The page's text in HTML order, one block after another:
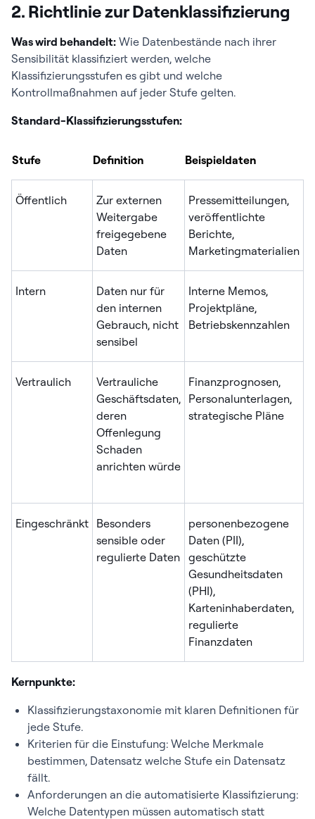
2. Richtlinie zur Datenklassifizierung
Was wird behandelt: Wie Datenbestände nach ihrer
Sensibilität klassifiziert werden, welche
Klassifizierungsstufen es gibt und welche
Kontrollmaßnahmen auf jeder Stufe gelten.
Standard-Klassifizierungsstufen:
Stufe Definition Beispieldaten
Öffentlich
Zur externen
Weitergabe
freigegebene
Daten
Pressemitteilungen,
veröffentlichte
Berichte,
Marketingmaterialien
Intern
Daten nur für
den internen
Gebrauch, nicht
sensibel
Interne Memos,
Projektpläne,
Betriebskennzahlen
Vertraulich
Vertrauliche
Geschäftsdaten,
deren
Offenlegung
Schaden
anrichten würde
Finanzprognosen,
Personalunterlagen,
strategische Pläne
Eingeschränkt Besonders
sensible oder
regulierte Daten
personenbezogene
Daten (PII),
geschützte
Gesundheitsdaten
(PHI),
Karteninhaberdaten,
regulierte
Finanzdaten
Kernpunkte:
Klassifizierungstaxonomie mit klaren Definitionen für
jede Stufe.
Kriterien für die Einstufung: Welche Merkmale
bestimmen, Datensatz welche Stufe ein Datensatz
fällt.
Anforderungen an die automatisierte Klassifizierung:
Welche Datentypen müssen automatisch statt